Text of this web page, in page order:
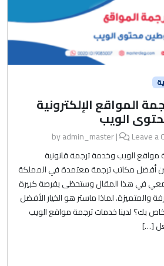
المواقع الإلكترونية
admin_master|
Leave a
الويب وخدمة ترجمة قانونية
أفضل مكاتب ترجمة معتمدة في المملكة
معي في هذا المقال وستحظى بفرصة كبيرة
والمتميزة. لماذا ماستر هو الخيار الأفضل
بك؟ لدينا خدمات ترجمة مواقع الويب
[…]